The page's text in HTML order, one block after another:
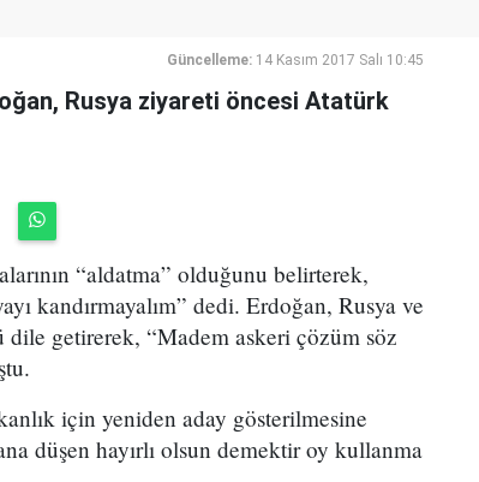
Güncelleme: 14 Kasım 2017 Salı 10:45
Rusya ziyareti öncesi Atatürk
“aldatma” olduğunu belirterek,
kandırmayalım” dedi. Erdoğan, Rusya ve
dile getirerek, “Madem askeri çözüm söz
için yeniden aday gösterilmesine
düşen hayırlı olsun demektir oy kullanma